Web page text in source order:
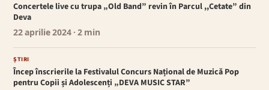
Concertele live cu trupa „Old Band” revin în Parcul ,,Cetate” din
Deva
22 aprilie 2024 · 2 min
ȘTIRI
Încep înscrierile la Festivalul Concurs Național de Muzică Pop
pentru Copii și Adolescenți „DEVA MUSIC STAR”